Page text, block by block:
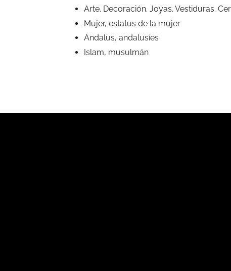
Arte. Decoración. Joyas. Vestiduras.
Mujer, estatus de la mujer
Andalus, andalusíes
Islam, musulmán